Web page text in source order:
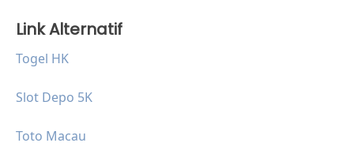
Link Alternatif
Togel HK
Slot Depo 5K
Toto Macau